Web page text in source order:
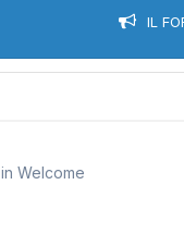
IL
inWelcome